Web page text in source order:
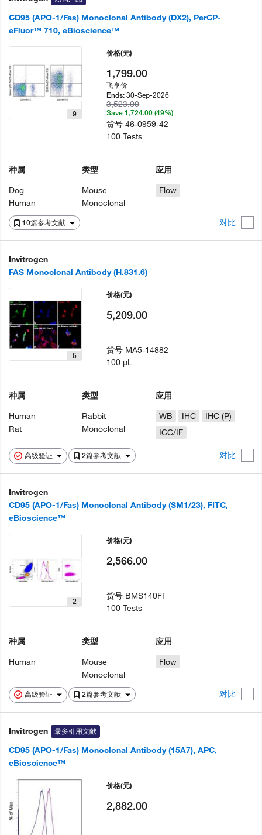
CD95 (APO-1/Fas) Monoclonal Antibody (DX2), PerCP-
eFluor™ 710, eBioscience™
10篇参考文献 对比
9
种属
Dog
Human
类型
Mouse
Monoclonal
应用
Flow
价格(元)
1,799.00
飞享价
Ends:30-Sep-2026
3,523.00
Save 1,724.00 (49%)
货号46-0959-42
100 Tests
Invitrogen
FAS Monoclonal Antibody (H.831.6)
高级验证 2篇参考文献 对比
5
种属
Human
Rat
类型
Rabbit
Monoclonal
应用
WB
IHC
IHC (P)
ICC/IF
价格(元)
5,209.00
货号 MA5-14882
100 µL
Invitrogen
CD95 (APO-1/Fas) Monoclonal Antibody (SM1/23), FITC,
eBioscience™
高级验证 2篇参考文献 对比
2
种属
Human
类型
Mouse
Monoclonal
应用
Flow
价格(元)
2,566.00
货号 BMS140FI
100 Tests
Invitrogen 最多引用文献
CD95 (APO-1/Fas) Monoclonal Antibody (15A7), APC,
eBioscience™
价格(元)
2,882.00